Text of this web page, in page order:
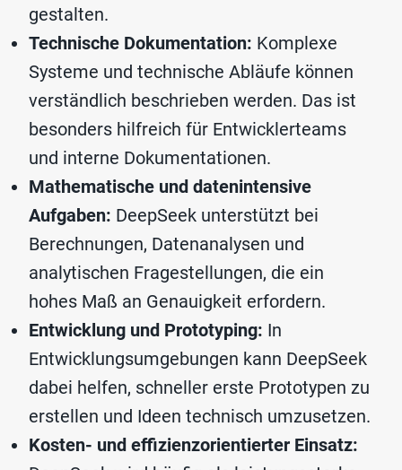
gestalten.
Technische Dokumentation: Komplexe
Systeme und technische Abläufe können
verständlich beschrieben werden. Das ist
besonders hilfreich für Entwicklerteams
und interne Dokumentationen.
Mathematische und datenintensive
Aufgaben: DeepSeek unterstützt bei
Berechnungen, Datenanalysen und
analytischen Fragestellungen, die ein
hohes Maß an Genauigkeit erfordern.
Entwicklung und Prototyping: In
Entwicklungsumgebungen kann DeepSeek
dabei helfen, schneller erste Prototypen zu
erstellen und Ideen technisch umzusetzen.
Kosten- und effizienzorientierter Einsatz: